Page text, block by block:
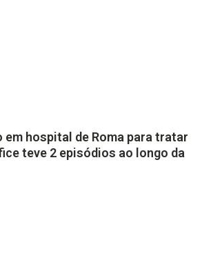
em hospital de Roma para tratar
teve 2 episódios ao longo da